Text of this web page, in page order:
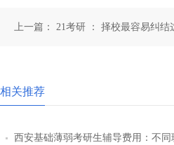
上一篇： 21考研 ： 择校最容易纠结
相关推荐
西安基础薄弱考研生辅导费用：不同